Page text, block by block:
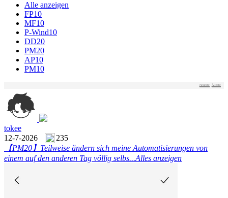
Alle anzeigen
FP10
MF10
P-Wind10
DD20
PM20
AP10
PM10
Neueste Älteste
tokee
12-7-2026
235
【PM20】 Teilweise ändern sich meine Automatisierungen von
einem auf den anderen Tag völlig selbs...Alles anzeigen